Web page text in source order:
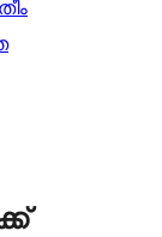
തീം